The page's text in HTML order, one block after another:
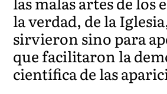
la verdad, de la
sirvieron sino para
que facilitaron la
científica de las